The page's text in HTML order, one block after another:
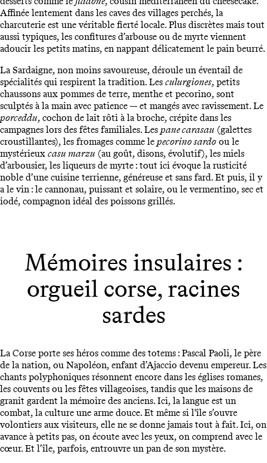
Affinée lentement dans les caves des villages perchés, la
charcuterie est une véritable fierté locale. Plus discrètes mais tout
aussi typiques, les confitures d’arbouse ou de myrte viennent
adoucir les petits matins, en nappant délicatement le pain beurré.
La Sardaigne, non moins savoureuse, déroule un éventail de
spécialités qui respirent la tradition. Les culurgiones, petits
chaussons aux pommes de terre, menthe et pecorino, sont
sculptés à la main avec patience — et mangés avec ravissement. Le
porceddu, cochon de lait rôti à la broche, crépite dans les
campagnes lors des fêtes familiales. Les pane carasau (galettes
croustillantes), les fromages comme le pecorino sardo ou le
mystérieux casu marzu (au goût, disons, évolutif), les miels
d’arbousier, les liqueurs de myrte : tout ici évoque la rusticité
noble d’une cuisine terrienne, généreuse et sans fard. Et puis, il y
a le vin : le cannonau, puissant et solaire, ou le vermentino, sec et
iodé, compagnon idéal des poissons grillés.
Mémoires insulaires :
orgueil corse, racines
sardes
La Corse porte ses héros comme des totems : Pascal Paoli, le père
de la nation, ou Napoléon, enfant d’Ajaccio devenu empereur. Les
chants polyphoniques résonnent encore dans les églises romanes,
les couvents ou les fêtes villageoises, tandis que les maisons de
granit gardent la mémoire des anciens. Ici, la langue est un
combat, la culture une arme douce. Et même si l'île s’ouvre
volontiers aux visiteurs, elle ne se donne jamais tout à fait. Ici, on
avance à petits pas, on écoute avec les yeux, on comprend avec le
cœur. Et l’île, parfois, entrouvre un pan de son mystère.